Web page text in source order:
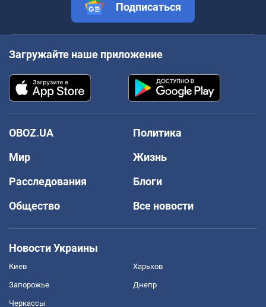
Подписаться
Загружайте наше приложение
OBOZ.UA
Политика
Мир
Жизнь
Расследования
Блоги
Общество
Все новости
Новости Украины
Киев Харьков
Запорожье Днепр
Черкассы